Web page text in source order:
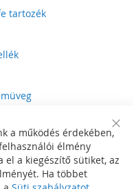
tartozék
Bar
a működés érdekében,
élmény
el a kiegészítő sütiket, az
Ha többet